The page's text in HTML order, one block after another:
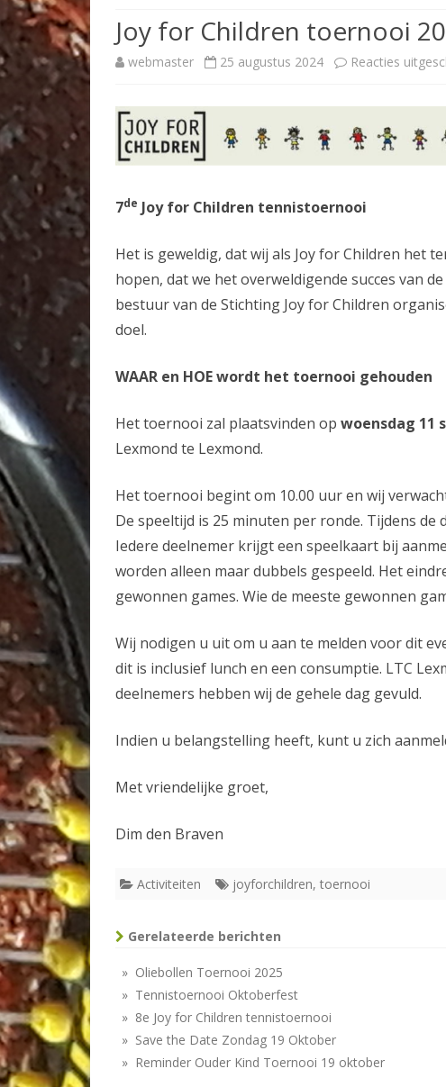
TOERNOOIEN
TENNISPAS
Joy for Children toernooi
webmaster 25 augustus 2024 Reacties
7de Joy for Children tennistoernooi
Het is geweldig, dat wij als Joy for Children het
hopen, dat we het overweldigende succes van
bestuur van de Stichting Joy for Children
doel.
WAAR en HOE wordt het toernooi gehouden
Het toernooi zal plaatsvinden op woensdag 11
Lexmond te Lexmond.
Het toernooi begint om 10.00 uur en wij
De speeltijd is 25 minuten per ronde. Tijdens de
Iedere deelnemer krijgt een speelkaart bij
worden alleen maar dubbels gespeeld. Het
gewonnen games. Wie de meeste gewonnen
Wij nodigen u uit om u aan te melden voor dit
dit is inclusief lunch en een consumptie. LTC
deelnemers hebben wij de gehele dag gevuld.
Indien u belangstelling heeft, kunt u zich
Met vriendelijke groet,
Dim den Braven
Activiteiten joyforchildren, toernooi
Gerelateerde berichten
» Oliebollen Toernooi 2025
» Tennistoernooi Oktoberfest
» 8e Joy for Children tennistoernooi
» Save the Date Zondag 19 Oktober
» Reminder Ouder Kind Toernooi 19 oktober